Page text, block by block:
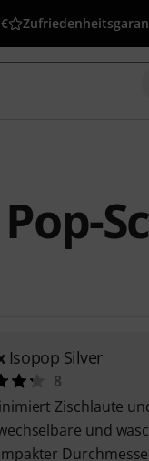
Isopop Silver
8
Zischlaute
und